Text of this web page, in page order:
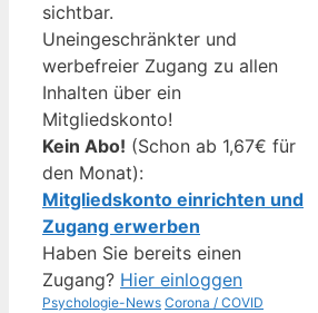
sichtbar.
Uneingeschränkter und
werbefreier Zugang zu allen
Inhalten über ein
Mitgliedskonto!
Kein Abo! (Schon ab 1,67€ für
den Monat):
Mitgliedskonto einrichten und
Zugang erwerben
Haben Sie bereits einen
Zugang? Hier einloggen
Kategorien
Psychologie-News Schlagwörter
Corona / COVID